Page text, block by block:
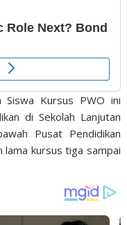
Siswa Kursus PWO ini
di Sekolah Lanjutan
Pusat Pendidikan
lama kursus tiga sampai